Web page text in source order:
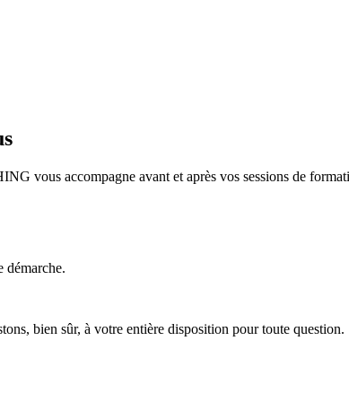
vous accompagne avant et après vos sessions de
démarche.
bien sûr, à votre entière disposition pour toute question.